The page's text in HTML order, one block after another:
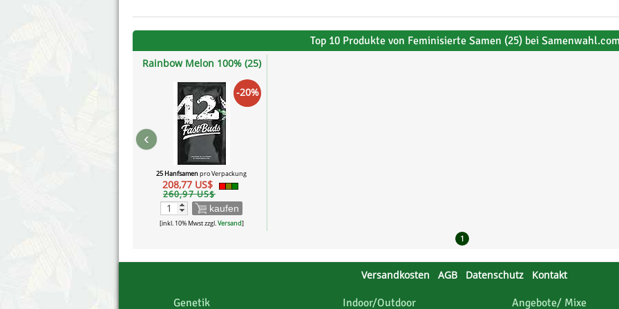
Top 10 Produkte von Feminisierte Samen (25) bei
Rainbow Melon 100% (25)
-20%
25 Hanfsamenpro Verpackung
208,77 US$
260,97 US$
kaufen
[inkl. 10% Mwst zzgl.Versand]
‹
1
Versandkosten AGB Datenschutz Kontakt
Genetik Indoor/Outdoor Angebote/ Mixe